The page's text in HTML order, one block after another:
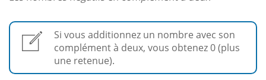
Si vous additionnez un nombre avec son
complément à deux, vous obtenez 0 (plus
une retenue).